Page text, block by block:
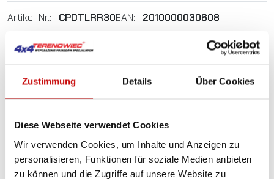
Zustimmung Details Über Cookies
Diese Webseite verwendet Cookies
Wir verwenden Cookies, um Inhalte und Anzeigen zu
personalisieren, Funktionen für soziale Medien anbieten
zu können und die Zugriffe auf unsere Website zu
Artikel-Nr.: CPDTLRR30EAN: 2010000030608
Sie sind sich nicht sicher, welches Produkt
wir beraten Sie gern.
phone+48 12 266 27 54
Lieferrichtlinie
Rückgabebestimmungen
Datenschutzrichtlinie